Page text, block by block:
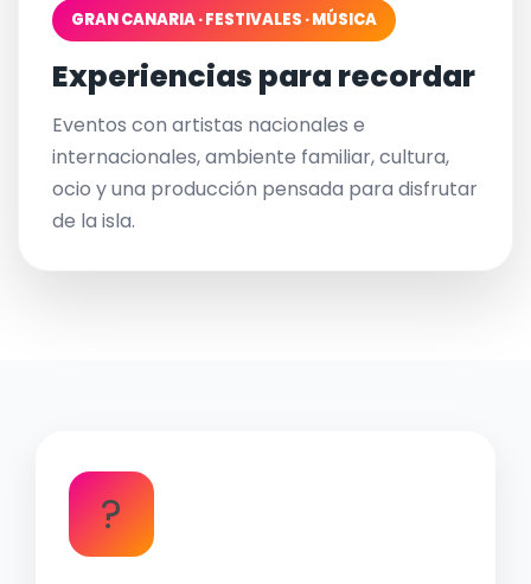
GRAN CANARIA · FESTIVALES · MÚSICA
Experiencias para recordar
Eventos con artistas nacionales e
internacionales, ambiente familiar, cultura,
ocio y una producción pensada para disfrutar
de la isla.
?